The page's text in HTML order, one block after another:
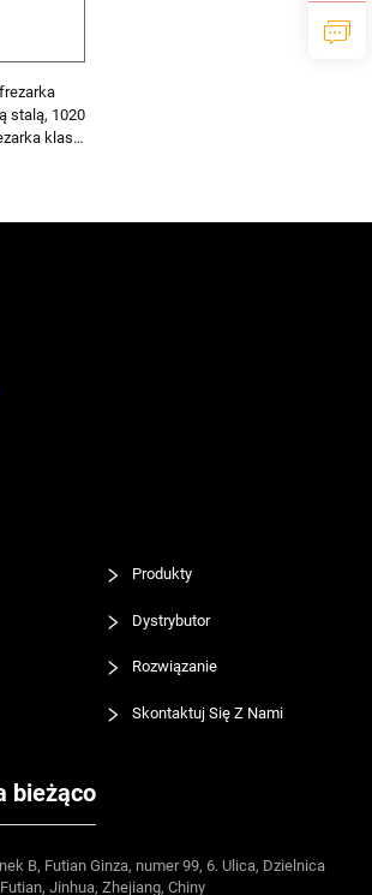
stalą, 1020
klasy
Produkty
Dystrybutor
Rozwiązanie
Skontaktuj Się Z Nami
bieżąco
B, Futian Ginza, numer 99, 6. Ulica, Dzielnica
Jinhua, Zhejiang, Chiny